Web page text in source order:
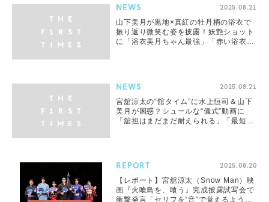
NEWS 2025.08.21
山下美月が黒地×真紅の牡丹柄の浴衣で
振り返り微笑む姿を披露！妖艶ショット
に「浴衣美月ちゃん最強」「赤い浴衣姿
NEWS 2025.08.21
宮舘涼太の“舘タイム”に水上恒司＆山下
美月が困惑？シュールな“儀式”動画に
「舘担はまだまだ耐えられる」「最短じ
REPORT 2025.08.20
【レポート】宮舘涼太（Snow Man）映
画『火喰鳥を、喰う』完成披露試写会で
衝撃発言「セリフを“音”で覚えるように